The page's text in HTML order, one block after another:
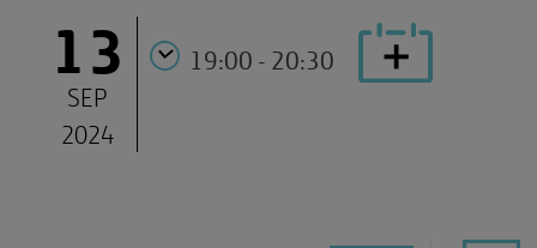
13
SEP
2024
19:00 - 20:30